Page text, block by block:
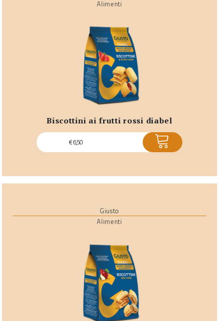
Alimenti
biscottini ai frutti rossi diabel
€6,50 ACQUISTA
Giusto
Alimenti